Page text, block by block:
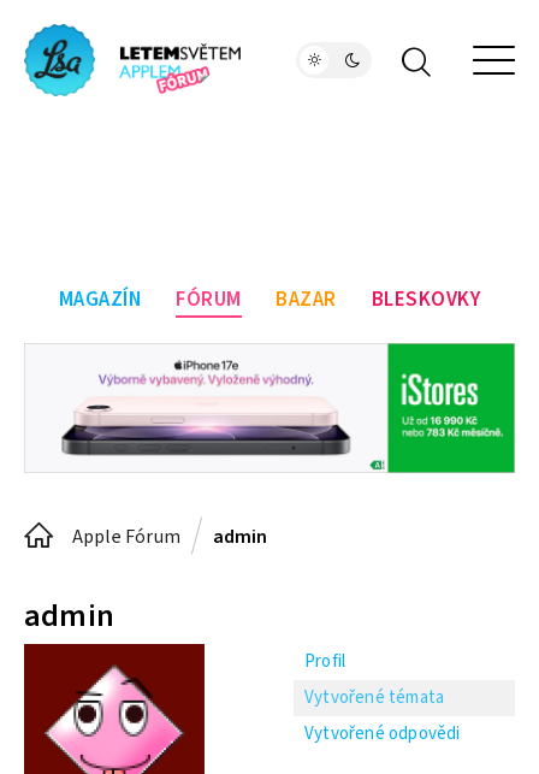
MAGAZÍN FÓRUM BAZAR BLESKOVKY
Apple Fórum admin
admin
Profil
Vytvořené témata
Vytvořené odpovědi